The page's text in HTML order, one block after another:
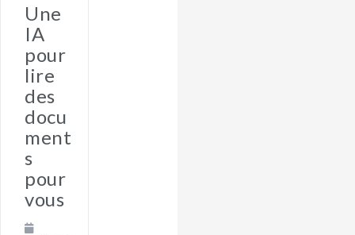
Une
IA
pour
lire
des
docu
ment
s
pour
vous